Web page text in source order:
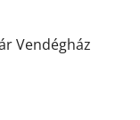
Vendégház